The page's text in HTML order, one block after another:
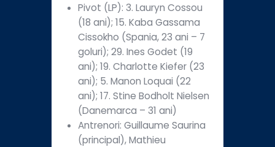
Pivot (LP): 3. Lauryn Cossou
(18 ani); 15. Kaba Gassama
Cissokho (Spania, 23 ani – 7
goluri); 29. Ines Godet (19
ani); 19. Charlotte Kiefer (23
ani); 5. Manon Loquai (22
ani); 17. Stine Bodholt Nielsen
(Danemarca – 31 ani)
Antrenori: Guillaume Saurina
(principal), Mathieu